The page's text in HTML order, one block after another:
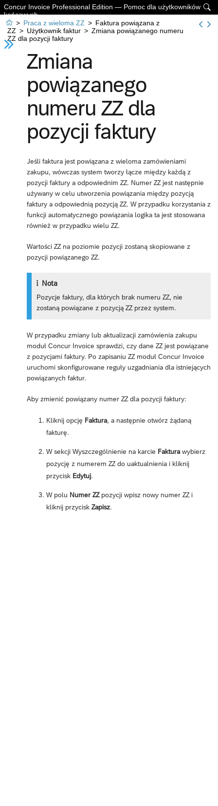

Concur Invoice Professional Edition — Pomoc dla użytkowników
końcowych
 > Praca z wieloma ZZ > Faktura powiązana z
ZZ > Użytkownik faktur > Zmiana powiązanego numeru
ZZ dla pozycji faktury
Zmiana
powiązanego
numeru ZZ dla
pozycji faktury
Jeśli faktura jest powiązana z wieloma zamówieniami
zakupu, wówczas system tworzy łącze między każdą z
pozycji faktury a odpowiednim ZZ. Numer ZZ jest następnie
używany w celu utworzenia powiązania między pozycją
faktury a odpowiednią pozycją ZZ. W przypadku korzystania z
funkcji automatycznego powiązania logika ta jest stosowana
również w przypadku wielu ZZ.
Wartości ZZ na poziomie pozycji zostaną skopiowane z
pozycji powiązanego ZZ.
Nota
Pozycje faktury, dla których brak numeru ZZ, nie
zostaną powiązane z pozycją ZZ przez system.
W przypadku zmiany lub aktualizacji zamówienia zakupu
moduł Concur Invoice sprawdzi, czy dane ZZ jest powiązane
z pozycjami faktury. Po zapisaniu ZZ moduł Concur Invoice
uruchomi skonfigurowane reguły uzgadniania dla istniejących
powiązanych faktur.
Aby zmienić powiązany numer ZZ dla pozycji faktury:
Kliknij opcję Faktura, a następnie otwórz żądaną
fakturę.
W sekcji Wyszczególnienie na karcie Faktura wybierz
pozycję z numerem ZZ do uaktualnienia i kliknij
przycisk Edytuj.
W polu Numer ZZpozycji wpisz nowy numer ZZ i
kliknij przycisk Zapisz.